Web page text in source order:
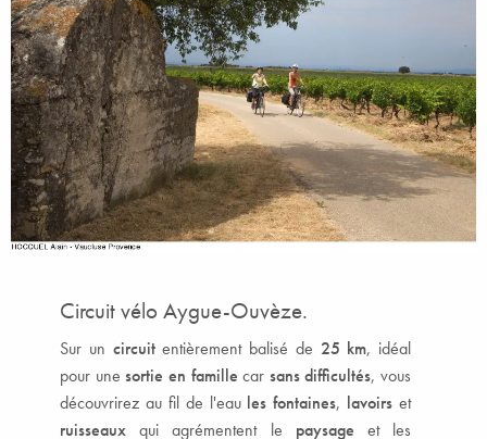
Circuit vélo Aygue-Ouvèze.
Sur un circuitentièrement balisé de 25 km, idéal
pour unesortie en famille car sans difficultés, vous
découvrirez au fil de l'eau les fontaines, lavoirs et
ruisseaux qui agrémentent le paysage et les